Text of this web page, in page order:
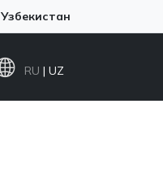
Узбекистан
RU | UZ